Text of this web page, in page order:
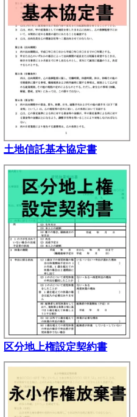
土地信託基本協定書
区分地上権設定契約書